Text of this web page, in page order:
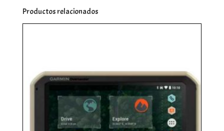
Productos relacionados